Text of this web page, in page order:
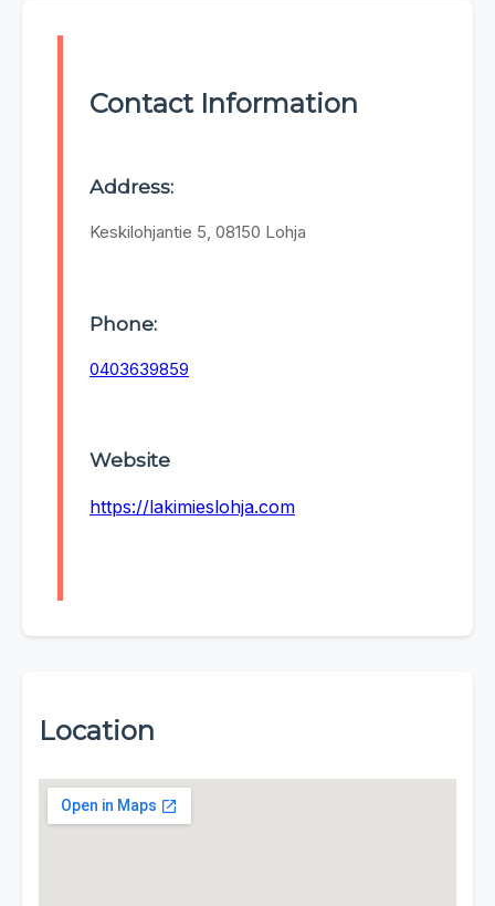
Contact Information
Address:
Keskilohjantie 5, 08150 Lohja
Phone:
0403639859
Website
https://lakimieslohja.com
Location